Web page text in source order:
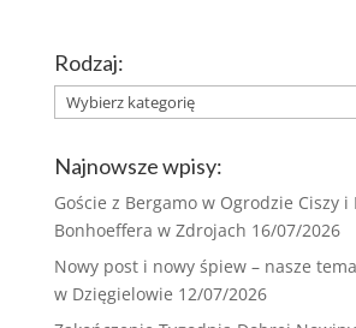
Rodzaj:
Rodzaj:
Najnowsze wpisy:
Goście z Bergamo w Ogrodzie Ciszy
Bonhoeffera w Zdrojach 16/07/2026
Nowy post i nowy śpiew – nasze
w Dzięgielowie 12/07/2026